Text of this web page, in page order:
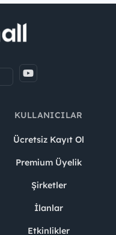
KULLANICILAR
Ücretsiz Kayıt Ol
Premium Üyelik
Şirketler
İlanlar
Etkinlikler